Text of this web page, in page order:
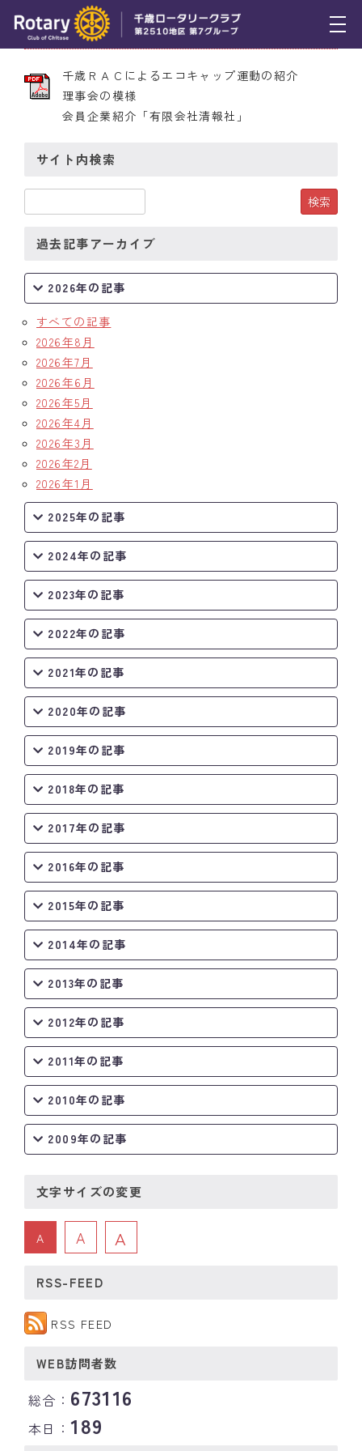
例会報告
スケジュール
年間プログラム
木曜会
組織図
クラブのあゆみ
クラブの歴史
歴代会長・幹事
記念誌
案内
例会場・事務局の案内
リンク集
情報公開
入会のご案内
2009年10月8日 第1981号
千歳ＲＡＣによるエコキャップ運動の紹介
理事会の模様
会員企業紹介「有限会社清報社」
サイト内検索
過去記事アーカイブ
2026年の記事
すべての記事
2026年8月
2026年7月
2026年6月
2026年5月
2026年4月
2026年3月
2026年2月
2026年1月
2025年の記事
2024年の記事
2023年の記事
2022年の記事
2021年の記事
2020年の記事
2019年の記事
2018年の記事
2017年の記事
2016年の記事
2015年の記事
2014年の記事
2013年の記事
2012年の記事
2011年の記事
2010年の記事
2009年の記事
文字サイズの変更
A A A
RSS-FEED
RSS FEED
WEB訪問者数
総合： 673116
本日：189